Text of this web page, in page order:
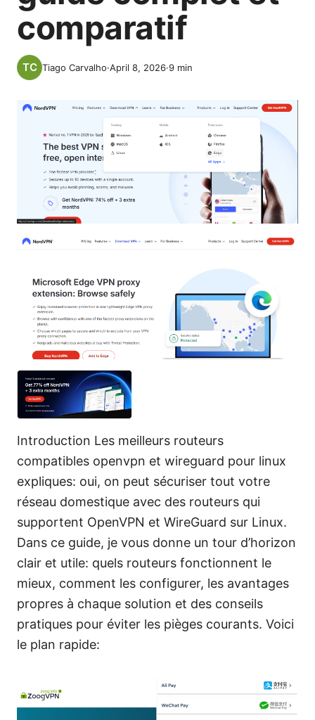
comparatif
Tiago Carvalho·April 8, 2026·9 min
Introduction Les meilleurs routeurs
compatibles openvpn et wireguard pour linux
expliques: oui, on peut sécuriser tout votre
réseau domestique avec des routeurs qui
supportent OpenVPN et WireGuard sur Linux.
Dans ce guide, je vous donne un tour d’horizon
clair et utile: quels routeurs fonctionnent le
mieux, comment les configurer, les avantages
propres à chaque solution et des conseils
pratiques pour éviter les pièges courants. Voici
le plan rapide: